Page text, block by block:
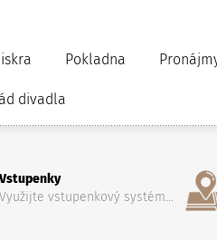
Pokladna
divadla
Vstupenky
Využijte vstupenkový systém...